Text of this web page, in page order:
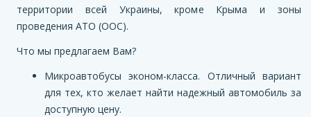
территории всей Украины, кроме Крыма и зоны
проведения АТО (ООС).
Что мы предлагаем Вам?
Микроавтобусы эконом-класса. Отличный вариант
для тех, кто желает найти надежный автомобиль за
доступную цену.